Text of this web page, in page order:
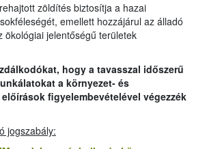
zöldítés biztosítja a hazai
emellett hozzájárul az álladó
ökológiai jelentőségű területek
hogy a tavasszal időszerű
a környezet- és
figyelembevételével végezzék
jogszabály: